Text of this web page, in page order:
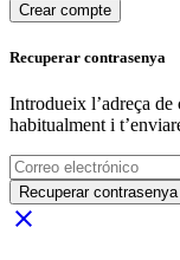
Crear compte
Recuperar contrasenya
Introdueix l’adreça
habitualment i
Recuperar contrasenya
close